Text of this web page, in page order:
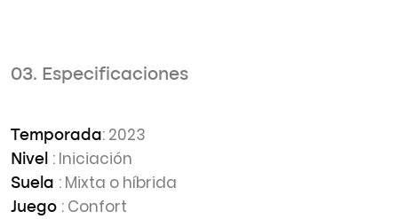
03. Especificaciones
Temporada: 2023
Nivel : Iniciación
Suela : Mixta o híbrida
Juego : Confort